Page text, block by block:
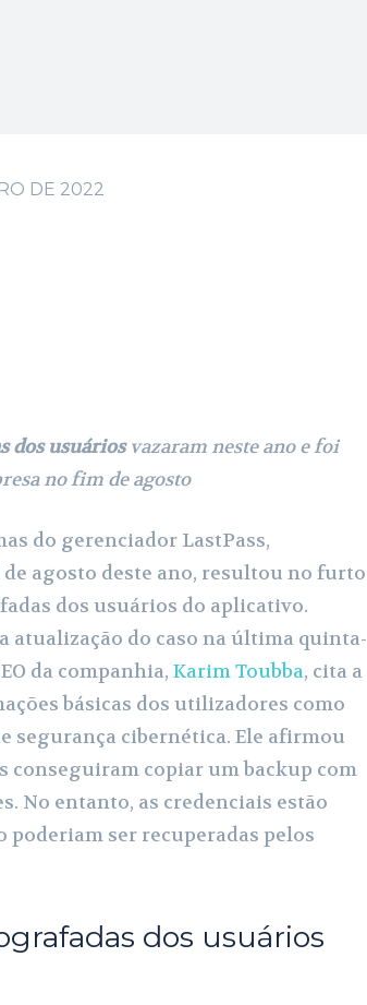
DE 2022
dos usuáriosvazaram neste ano e foi
no fim de agosto
do gerenciador LastPass,
agosto deste ano, resultou no furto
dos usuários do aplicativo.
atualização do caso na última quinta-
da companhia, Karim Toubba, cita a
básicas dos utilizadores como
segurança cibernética. Ele afirmou
conseguiram copiar um backup com
No entanto, as credenciais estão
poderiam ser recuperadas pelos
dos usuários